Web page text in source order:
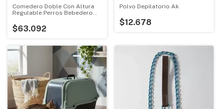
Comedero Doble Con Altura
Regulable Perros Bebedero
$63.092
Polvo Depilatorio Ak
$12.678